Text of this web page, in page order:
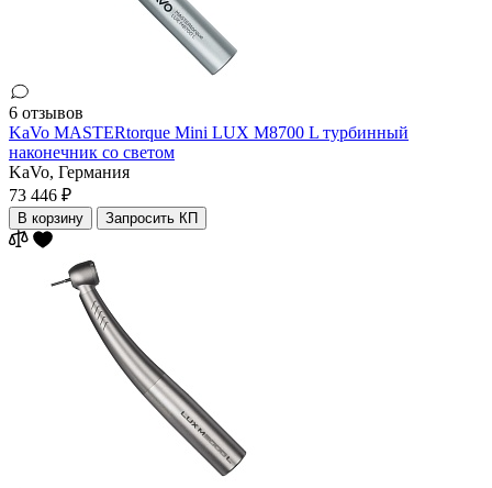
6 отзывов
KaVo MASTERtorque Mini LUX M8700 L турбинный
наконечник со светом
KaVo, Германия
73 446 ₽
В корзину Запросить КП